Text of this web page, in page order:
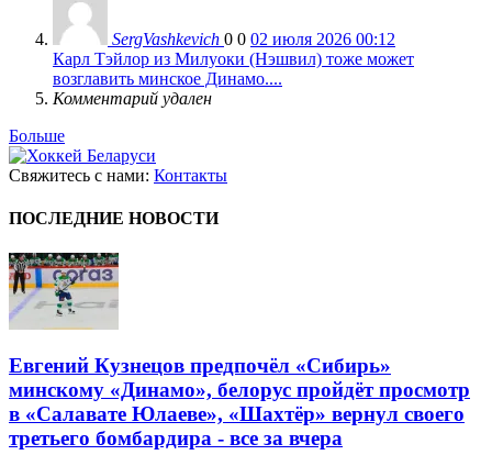
SergVashkevich 0 0 02 июля 2026 00:12
Карл Тэйлор из Милуоки (Нэшвил) тоже может
возглавить минское Динамо....
Комментарий удален
Больше
Свяжитесь с нами: Контакты
ПОСЛЕДНИЕ НОВОСТИ
Евгений Кузнецов предпочёл «Сибирь»
минскому «Динамо», белорус пройдёт просмотр
в «Салавате Юлаеве», «Шахтёр» вернул своего
третьего бомбардира - все за вчера